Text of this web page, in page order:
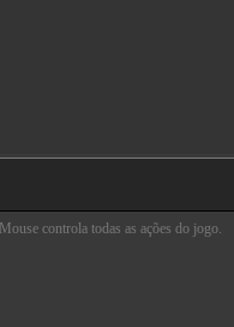
Mouse controla todas as ações do jogo.